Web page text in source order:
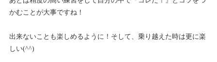
かむことが大事ですね！
出来ないことも楽しめるように！そして、乗り越えた時は更に楽
しい(^^)